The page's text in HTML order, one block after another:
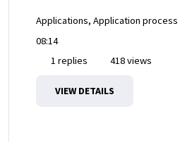
Applications, Application process
08:14
1 replies
418 views
VIEW DETAILS